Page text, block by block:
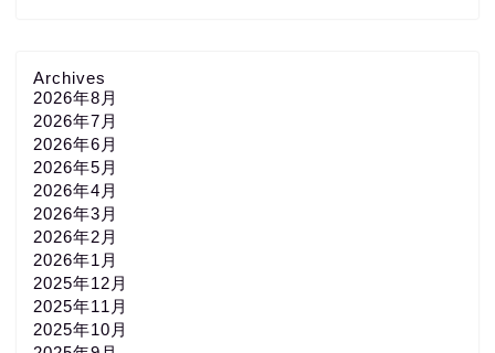
Archives
2026年8月
2026年7月
2026年6月
2026年5月
2026年4月
2026年3月
2026年2月
2026年1月
2025年12月
2025年11月
2025年10月